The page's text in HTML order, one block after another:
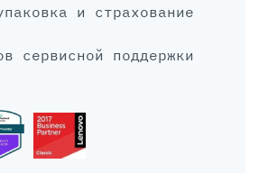
и страхование
сервисной поддержки